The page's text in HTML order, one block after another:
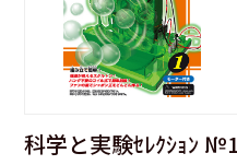
科学と実験ｾﾚｸｼｮﾝ №1